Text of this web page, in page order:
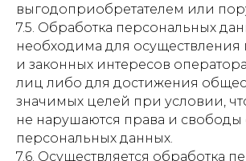
выгодоприобретателем или
7.5. Обработка персональных
необходима для осуществления
и законных интересов
лиц либо для достижения
значимых целей при условии,
не нарушаются права и свободы
персональных данных.
7.6. Осуществляется обработка